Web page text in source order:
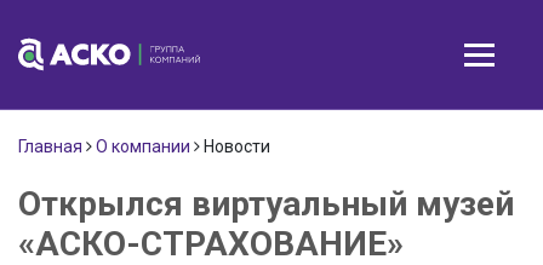
Главная О компании Новости
Открылся виртуальный музей
«АСКО-СТРАХОВАНИЕ»